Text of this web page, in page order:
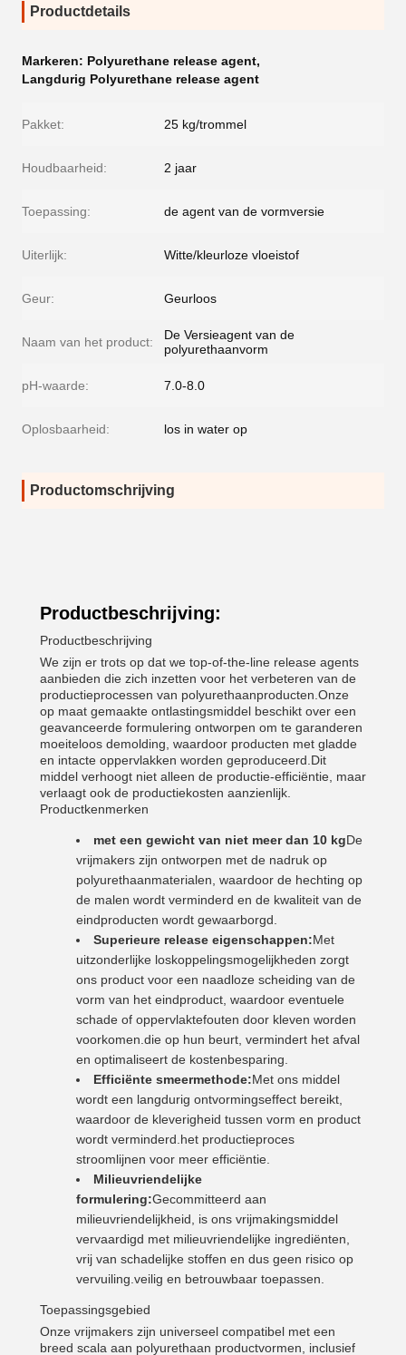
Productdetails
Markeren: Polyurethane release agent,
Langdurig Polyurethane release agent
Pakket: 25 kg/trommel
Houdbaarheid: 2 jaar
Toepassing: de agent van de vormversie
Uiterlijk: Witte/kleurloze vloeistof
Geur: Geurloos
Naam van het product:
De Versieagent van de
polyurethaanvorm
pH-waarde: 7.0-8.0
Oplosbaarheid: los in water op
Productomschrijving
Productbeschrijving:
Productbeschrijving
We zijn er trots op dat we top-of-the-line release agents
aanbieden die zich inzetten voor het verbeteren van de
productieprocessen van polyurethaanproducten.Onze
op maat gemaakte ontlastingsmiddel beschikt over een
geavanceerde formulering ontworpen om te garanderen
moeiteloos demolding, waardoor producten met gladde
en intacte oppervlakken worden geproduceerd.Dit
middel verhoogt niet alleen de productie-efficiëntie, maar
verlaagt ook de productiekosten aanzienlijk.
Productkenmerken
met een gewicht van niet meer dan 10 kgDe
vrijmakers zijn ontworpen met de nadruk op
polyurethaanmaterialen, waardoor de hechting op
de malen wordt verminderd en de kwaliteit van de
eindproducten wordt gewaarborgd.
Superieure release eigenschappen:Met
uitzonderlijke loskoppelingsmogelijkheden zorgt
ons product voor een naadloze scheiding van de
vorm van het eindproduct, waardoor eventuele
schade of oppervlaktefouten door kleven worden
voorkomen.die op hun beurt, vermindert het afval
en optimaliseert de kostenbesparing.
Efficiënte smeermethode:Met ons middel
wordt een langdurig ontvormingseffect bereikt,
waardoor de kleverigheid tussen vorm en product
wordt verminderd.het productieproces
stroomlijnen voor meer efficiëntie.
Milieuvriendelijke
formulering:Gecommitteerd aan
milieuvriendelijkheid, is ons vrijmakingsmiddel
vervaardigd met milieuvriendelijke ingrediënten,
vrij van schadelijke stoffen en dus geen risico op
vervuiling.veilig en betrouwbaar toepassen.
Toepassingsgebied
Onze vrijmakers zijn universeel compatibel met een
breed scala aan polyurethaan productvormen, inclusief